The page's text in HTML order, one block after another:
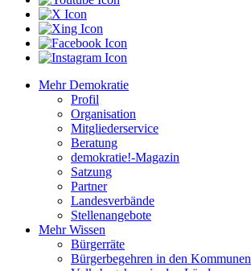
Mehr Demokratie
Profil
Organisation
Mitgliederservice
Beratung
demokratie!-Magazin
Satzung
Partner
Landesverbände
Stellenangebote
Mehr Wissen
Bürgerräte
Bürgerbegehren in den Kommunen